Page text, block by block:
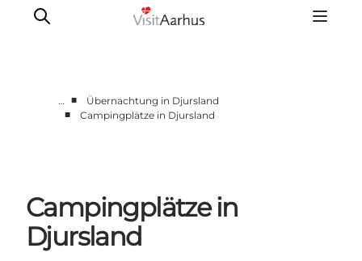
Randers
Silkeborg
Viborg
… ■
Übernachtung in Djursland
■
Campingplätze in Djursland
Campingplätze in
Djursland